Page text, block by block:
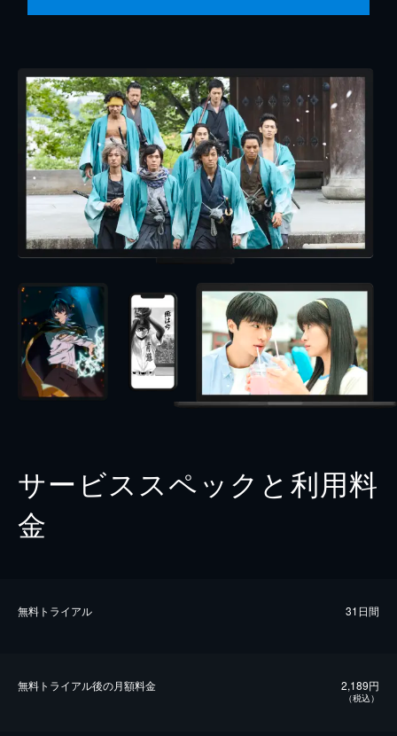
サービススペックと利用料
金
無料トライアル 31日間
無料トライアル後の⽉額料金 2,189円
（税込）